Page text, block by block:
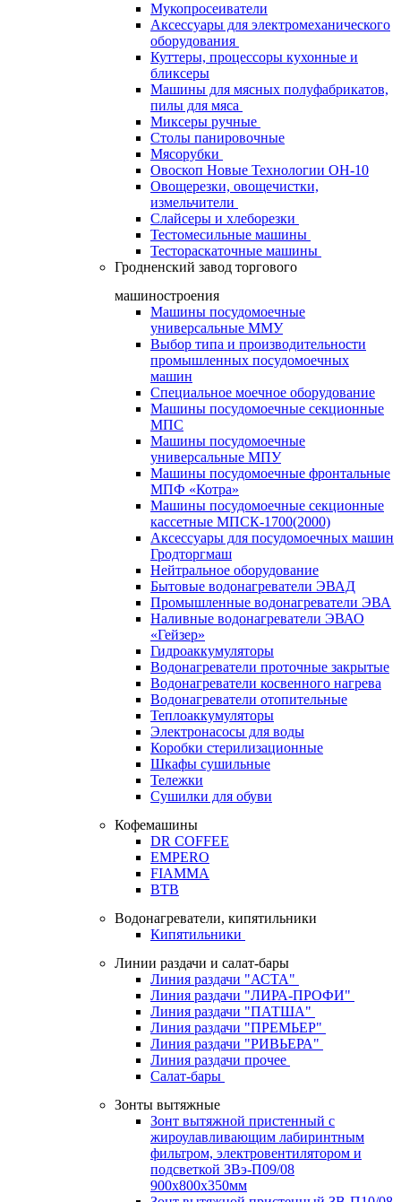
Мукопросеиватели
Аксессуары для электромеханического
оборудования
Куттеры, процессоры кухонные и
бликсеры
Машины для мясных полуфабрикатов,
пилы для мяса
Миксеры ручные
Столы панировочные
Мясорубки
Овоскоп Новые Технологии ОН-10
Овощерезки, овощечистки,
измельчители
Слайсеры и хлеборезки
Тестомесильные машины
Тестораскаточные машины
Гродненский завод торгового
машиностроения
Машины посудомоечные
универсальные ММУ
Выбор типа и производительности
промышленных посудомоечных
машин
Специальное моечное оборудование
Машины посудомоечные секционные
МПС
Машины посудомоечные
универсальные МПУ
Машины посудомоечные фронтальные
МПФ «Котра»
Машины посудомоечные секционные
кассетные МПСК-1700(2000)
Аксессуары для посудомоечных машин
Гродторгмаш
Нейтральное оборудование
Бытовые водонагреватели ЭВАД
Промышленные водонагреватели ЭВА
Наливные водонагреватели ЭВАО
«Гейзер»
Гидроаккумуляторы
Водонагреватели проточные закрытые
Водонагреватели косвенного нагрева
Водонагреватели отопительные
Теплоаккумуляторы
Электронасосы для воды
Коробки стерилизационные
Шкафы сушильные
Тележки
Сушилки для обуви
Кофемашины
DR COFFEE
EMPERO
FIAMMA
BTB
Водонагреватели, кипятильники
Кипятильники
Линии раздачи и салат-бары
Линия раздачи "АСТА"
Линия раздачи "ЛИРА-ПРОФИ"
Линия раздачи "ПАТША"
Линия раздачи "ПРЕМЬЕР"
Линия раздачи "РИВЬЕРА"
Линия раздачи прочее
Салат-бары
Зонты вытяжные
Зонт вытяжной пристенный с
жироулавливающим лабиринтным
фильтром, электровентилятором и
подсветкой ЗВэ-П09/08
900х800х350мм